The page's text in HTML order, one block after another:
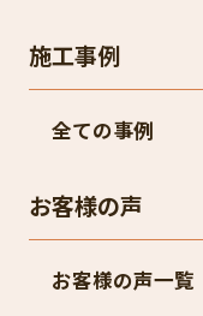
施工事例
全ての事例
お客様の声
お客様の声一覧